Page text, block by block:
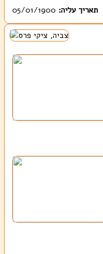
תאריך עליה: 05/01/1900